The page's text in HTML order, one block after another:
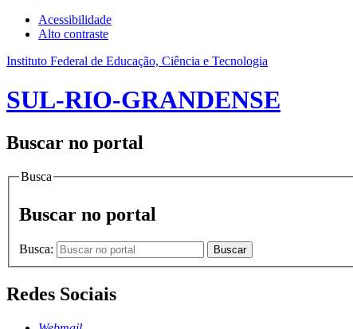
Acessibilidade
Alto contraste
Instituto Federal de Educação, Ciência e Tecnologia
SUL-RIO-GRANDENSE
Buscar no portal
Busca
Buscar no portal
Busca: Buscar
Redes Sociais